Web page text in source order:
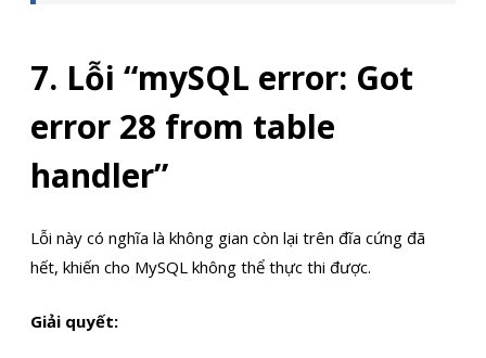
7. Lỗi “mySQL error: Got
error 28 from table
handler”
Lỗi này có nghĩa là không gian còn lại trên đĩa cứng đã
hết, khiến cho MySQL không thể thực thi được.
Giải quyết: